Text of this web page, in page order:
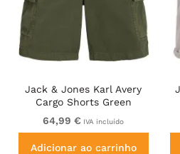
Jack & Jones Karl Avery
Cargo Shorts Green
64,99 € IVA incluído
Adicionar ao carrinho